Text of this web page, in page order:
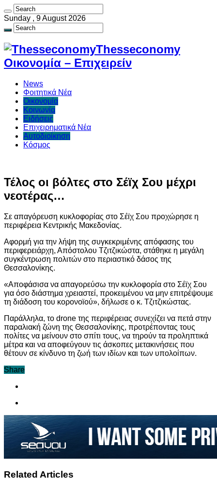
Sunday , 9 August 2026
Thesseconomy
Οικονομία – Επιχειρείν
News
Φοιτητικά Νέα
Οικονομία
Κοινωνία
Ειδήσεις
Επιχειρηματικά Νέα
Αυτοδιοίκηση
Κόσμος
Τέλος οι βόλτες στο Σέϊχ Σου μέχρι
νεοτέρας…
Σε απαγόρευση κυκλοφορίας στο Σέϊχ Σου προχώρησε η
περιφέρεια Κεντρικής Μακεδονίας.
Αφορμή για την λήψη της συγκεκριμένης απόφασης του
περιφερειάρχη, Απόστολου Τζιτζικώστα, στάθηκε η μεγάλη
συγκέντρωση πολιτών στο περιαστικό δάσος της
Θεσσαλονίκης.
«Αποφάσισα να απαγορεύσω την κυκλοφορία στο Σέϊχ Σου
για όσο διάστημα χρειαστεί, προκειμένου να μην επιτρέψουμε
τη διάδοση του κορονοϊού», δήλωσε ο κ. Τζιτζικώστας.
Παράλληλα, το drone της περιφέρειας συνεχίζει να πετά στην
παραλιακή ζώνη της Θεσσαλονίκης, προτρέποντας τους
πολίτες να μείνουν στο σπίτι τους, να τηρούν τα προληπτικά
μέτρα και να αποφεύγουν τις άσκοπες μετακινήσεις που
θέτουν σε κίνδυνο τη ζωή των ιδίων και των υπολοίπων.
Share
Related Articles